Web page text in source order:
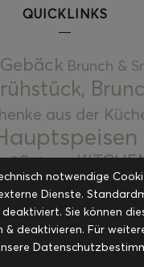
QUICKLINKS
Brunch &
aus der
Kekse
& Desserts
Ohne Kategorie
Slider
notwendige
Dienste.
Sie können
& deaktivieren. Für